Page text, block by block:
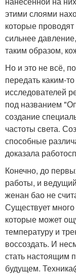
этими слоями
которые
сильнее
таким образом,
Но и это не всё,
передать каким-
исследователей
под названием
создание
частоты света.
способные
доказала
Конечно, до
работы, и
женан бао не
Существует
которые может
температуру и
воссоздать. И
стать настоящим
будущем.